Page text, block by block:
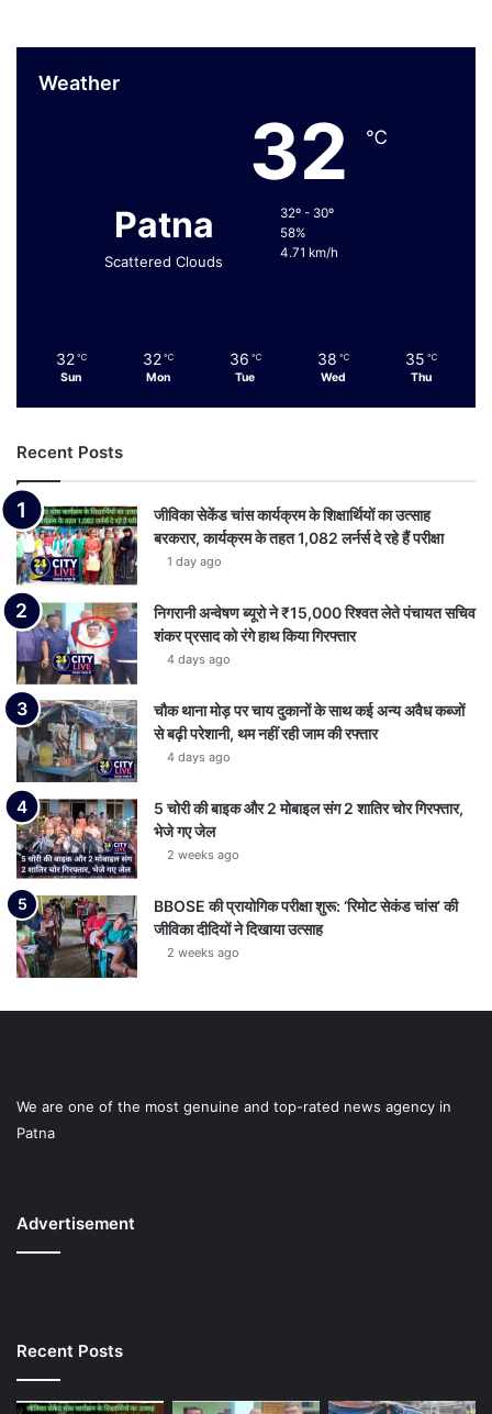
Weather
Patna
Scattered Clouds
32 ℃
32º - 30º
58%
4.71 km/h
32 ℃
Sun
32 ℃
Mon
36 ℃
Tue
38 ℃
Wed
35 ℃
Thu
Recent Posts
जीविका सेकेंड चांस कार्यक्रम के शिक्षार्थियों का उत्साह
बरकरार, कार्यक्रम के तहत 1,082 लर्नर्स दे रहे हैं परीक्षा
1 day ago
निगरानी अन्वेषण ब्यूरो ने ₹15,000 रिश्वत लेते पंचायत सचिव
शंकर प्रसाद को रंगे हाथ किया गिरफ्तार
4 days ago
चौक थाना मोड़ पर चाय दुकानों के साथ कई अन्य अवैध कब्जों
से बढ़ी परेशानी, थम नहीं रही जाम की रफ्तार
4 days ago
5 चोरी की बाइक और 2 मोबाइल संग 2 शातिर चोर गिरफ्तार,
भेजे गए जेल
2 weeks ago
BBOSE की प्रायोगिक परीक्षा शुरू: ‘रिमोट सेकंड चांस’ की
जीविका दीदियों ने दिखाया उत्साह
2 weeks ago
We are one of the most genuine and top-rated news agency in
Patna
Advertisement
Recent Posts